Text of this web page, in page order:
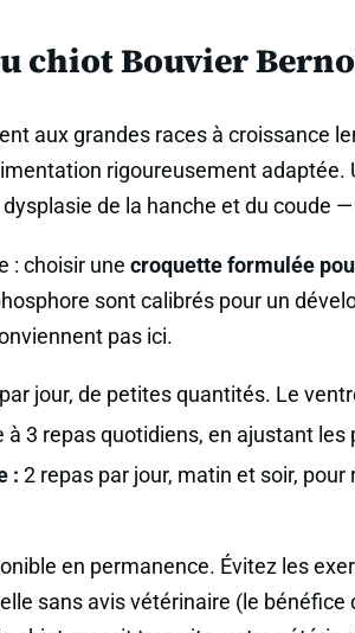
chiot Bouvier
aux grandes races à croissance
rigoureusement
de la hanche et du
: choisir une croquette formulée
sont calibrés pour un
pas ici.
jour, de petites quantités. Le
à 3 repas quotidiens, en ajustant les
: 2 repas par jour, matin et soir,
en permanence. Évitez les
sans avis vétérinaire (le